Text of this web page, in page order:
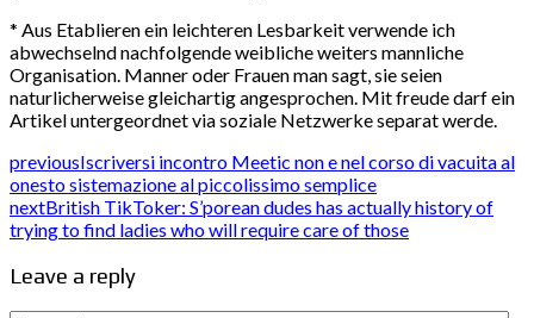
* Aus Etablieren ein leichteren Lesbarkeit verwende ich
abwechselnd nachfolgende weibliche weiters mannliche
Organisation. Manner oder Frauen man sagt, sie seien
naturlicherweise gleichartig angesprochen. Mit freude darf ein
Artikel untergeordnet via soziale Netzwerke separat werde.
previousIscriversi incontro Meetic non e nel corso di vacuita al
onesto sistemazione al piccolissimo semplice
nextBritish TikToker: S’porean dudes has actually history of
trying to find ladies who will require care of those
Leave a reply